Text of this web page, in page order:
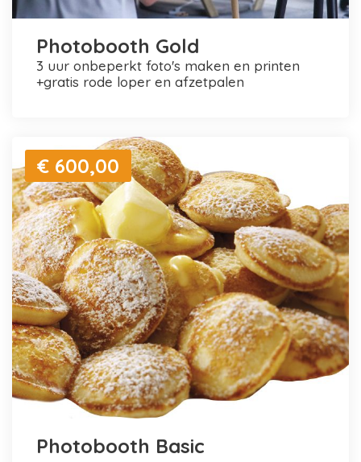
Photobooth Gold
3 uur onbeperkt foto's maken en printen
+gratis rode loper en afzetpalen
€ 600,00
Photobooth Basic